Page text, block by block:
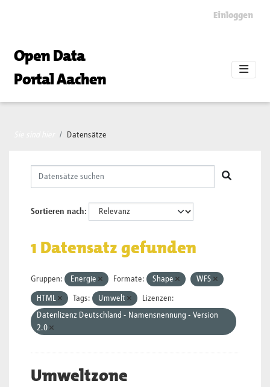
Einloggen
Open Data
Portal Aachen
Datensätze
Sortieren nach
1 Datensatz gefunden
Gruppen: Energie Formate: Shape WFS
HTML Tags: Umwelt
Lizenzen:
Datenlizenz Deutschland - Namensnennung - Version
2.0
Umweltzone